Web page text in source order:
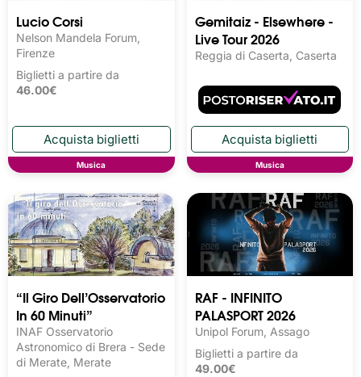
Lucio Corsi
Nelson Mandela Forum,
Firenze
Biglietti a partire da
46.00€
Musica
Gemitaiz - Elsewhere -
Live Tour 2026
Reggia di Caserta, Caserta
Musica
“Il Giro Dell’Osservatorio
In 60 Minuti”
INAF Osservatorio
Astronomico di Brera - Sede
di Merate, Merate
RAF - INFINITO
PALASPORT 2026
Unipol Forum, Assago
Biglietti a partire da
49.00€